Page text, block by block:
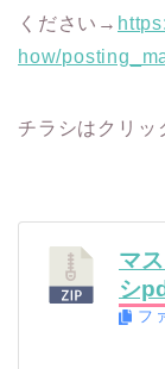
ください→
how/
チラシはクリッ
マ
シ
フ